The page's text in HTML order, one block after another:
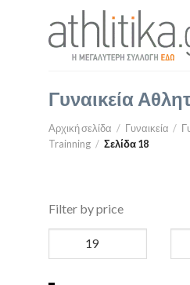
Γυναικεία
Αρχική σελίδα / Γυναικεία /
Trainning / Σελίδα 18
Filter by price